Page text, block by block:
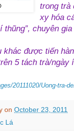
trong trà
xy hóa
chuyên
được tiến
5 tách trà/
20111020/Uong-tra-
on October 23, 2011
Lá